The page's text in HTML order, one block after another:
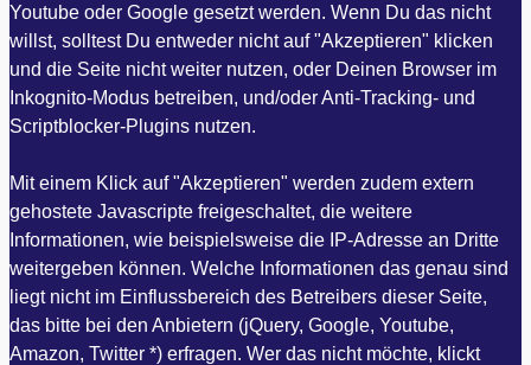
Youtube oder Google gesetzt werden. Wenn Du das nicht
willst, solltest Du entweder nicht auf "Akzeptieren" klicken
und die Seite nicht weiter nutzen, oder Deinen Browser im
Inkognito-Modus betreiben, und/oder Anti-Tracking- und
Scriptblocker-Plugins nutzen.
Mit einem Klick auf "Akzeptieren" werden zudem extern
gehostete Javascripte freigeschaltet, die weitere
Informationen, wie beispielsweise die IP-Adresse an Dritte
weitergeben können. Welche Informationen das genau sind
liegt nicht im Einflussbereich des Betreibers dieser Seite,
das bitte bei den Anbietern (jQuery, Google, Youtube,
Amazon, Twitter *) erfragen. Wer das nicht möchte, klickt